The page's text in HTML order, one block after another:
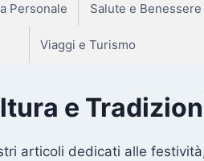
Personale Salute e Benessere
Viaggi e Turismo
e
articoli dedicati alle